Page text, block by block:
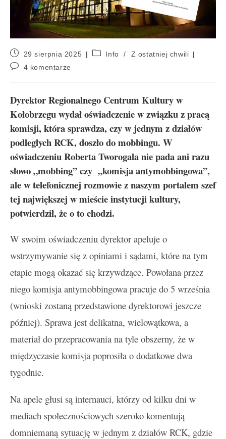
29 sierpnia 2025 Info /
Z ostatniej chwili
4 komentarze
Dyrektor Regionalnego Centrum Kultury w
Kołobrzegu wydał oświadczenie w związku z pracą
komisji, która sprawdza, czy w jednym z działów
podległych RCK, doszło do mobbingu. W
oświadczeniu Roberta Tworogala nie pada ani razu
słowo „mobbing” czy „komisja antymobbingowa”,
ale w telefonicznej rozmowie z naszym portalem szef
tej największej w mieście instytucji kultury,
potwierdził, że o to chodzi.
W swoim oświadczeniu dyrektor apeluje o
wstrzymywanie się z opiniami i sądami, które na tym
etapie mogą okazać się krzywdzące. Powołana przez
niego komisja antymobbingowa pracuje do 5 września
(wnioski zostaną przedstawione dyrektorowi jeszcze
później). Sprawa jest delikatna, wielowątkowa, a
materiał do przepracowania na tyle obszerny, że w
międzyczasie komisja poprosiła o dodatkowe dwa
tygodnie.
Na apele głusi są internauci, którzy od kilku dni w
mediach społecznościowych szeroko komentują
domniemaną sytuację w jednym z działów RCK, gdzie